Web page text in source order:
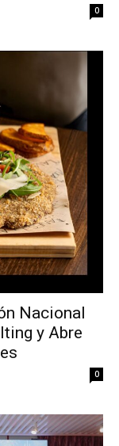
0
Nacional
y Abre
0